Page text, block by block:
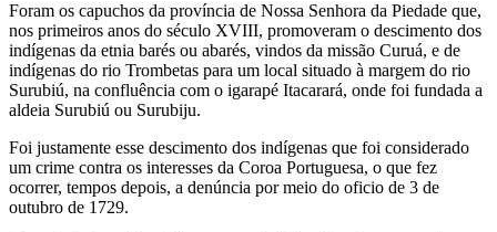
Foram os capuchos da província de Nossa Senhora da Piedade que,
nos primeiros anos do século XVIII, promoveram o descimento dos
indígenas da etnia barés ou abarés, vindos da missão Curuá, e de
indígenas do rio Trombetas para um local situado à margem do rio
Surubiú, na confluência com o igarapé Itacarará, onde foi fundada a
aldeia Surubiú ou Surubiju.
Foi justamente esse descimento dos indígenas que foi considerado
um crime contra os interesses da Coroa Portuguesa, o que fez
ocorrer, tempos depois, a denúncia por meio do oficio de 3 de
outubro de 1729.